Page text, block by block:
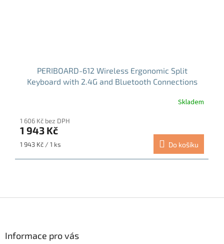
PERIBOARD-612 Wireless Ergonomic Split
Keyboard with 2.4G and Bluetooth Connections
produktu
je
4,5
5
Skladem
1 606 Kč bez DPH
1 943 Kč
Měrná
1 943 Kč / 1 ks Do košíku
Informace pro vás